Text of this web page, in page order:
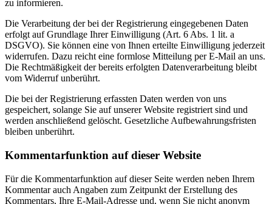
zu informieren.
Die Verarbeitung der bei der Registrierung eingegebenen Daten
erfolgt auf Grundlage Ihrer Einwilligung (Art. 6 Abs. 1 lit. a
DSGVO). Sie können eine von Ihnen erteilte Einwilligung jederzeit
widerrufen. Dazu reicht eine formlose Mitteilung per E-Mail an uns.
Die Rechtmäßigkeit der bereits erfolgten Datenverarbeitung bleibt
vom Widerruf unberührt.
Die bei der Registrierung erfassten Daten werden von uns
gespeichert, solange Sie auf unserer Website registriert sind und
werden anschließend gelöscht. Gesetzliche Aufbewahrungsfristen
bleiben unberührt.
Kommentarfunktion auf dieser Website
Für die Kommentarfunktion auf dieser Seite werden neben Ihrem
Kommentar auch Angaben zum Zeitpunkt der Erstellung des
Kommentars, Ihre E-Mail-Adresse und, wenn Sie nicht anonym